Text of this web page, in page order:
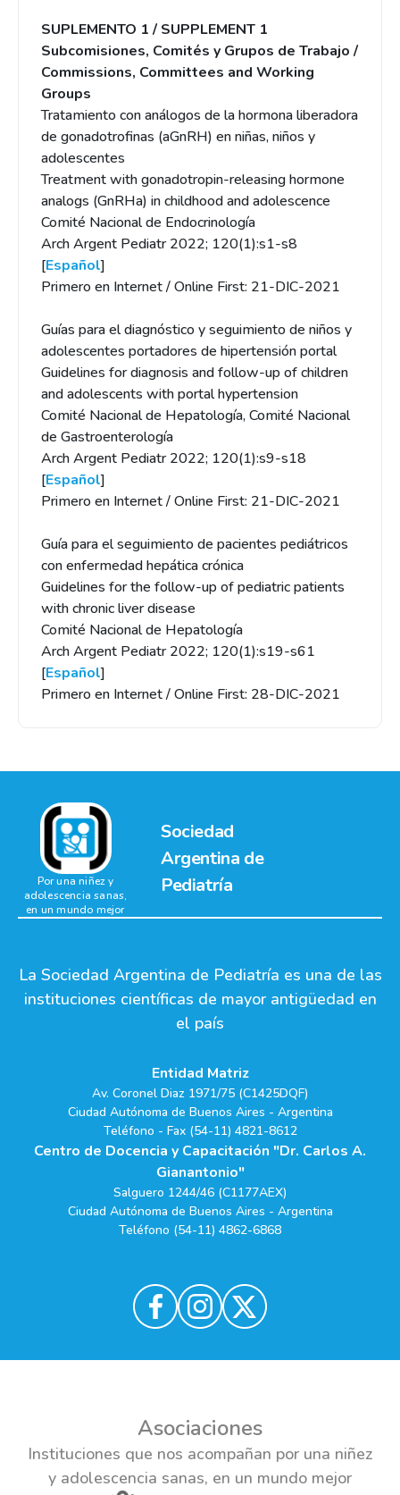
SUPLEMENTO 1 / SUPPLEMENT 1
Subcomisiones, Comités y Grupos de Trabajo /
Commissions, Committees and Working
Groups
Tratamiento con análogos de la hormona liberadora
de gonadotrofinas (aGnRH) en niñas, niños y
adolescentes
Treatment with gonadotropin-releasing hormone
analogs (GnRHa) in childhood and adolescence
Comité Nacional de Endocrinología
Arch Argent Pediatr 2022; 120(1):s1-s8
[Español]
Primero en Internet / Online First: 21-DIC-2021
Guías para el diagnóstico y seguimiento de niños y
adolescentes portadores de hipertensión portal
Guidelines for diagnosis and follow-up of children
and adolescents with portal hypertension
Comité Nacional de Hepatología, Comité Nacional
de Gastroenterología
Arch Argent Pediatr 2022; 120(1):s9-s18
[Español]
Primero en Internet / Online First: 21-DIC-2021
Guía para el seguimiento de pacientes pediátricos
con enfermedad hepática crónica
Guidelines for the follow-up of pediatric patients
with chronic liver disease
Comité Nacional de Hepatología
Arch Argent Pediatr 2022; 120(1):s19-s61
[Español]
Primero en Internet / Online First: 28-DIC-2021
Sociedad
Argentina de
Pediatría
Por una niñez y
adolescencia sanas,
en un mundo mejor
La Sociedad Argentina de Pediatría es una de las
instituciones científicas de mayor antigüedad en
el país
Entidad Matriz
Av. Coronel Diaz 1971/75 (C1425DQF)
Ciudad Autónoma de Buenos Aires - Argentina
Teléfono - Fax (54-11) 4821-8612
Centro de Docencia y Capacitación "Dr. Carlos A.
Gianantonio"
Salguero 1244/46 (C1177AEX)
Ciudad Autónoma de Buenos Aires - Argentina
Teléfono (54-11) 4862-6868
Asociaciones
Instituciones que nos acompañan por una niñez
y adolescencia sanas, en un mundo mejor